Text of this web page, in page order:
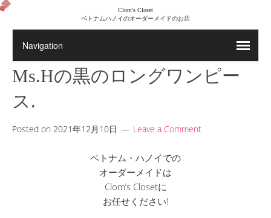
Clom's Closet
ベトナムハノイのオーダーメイドのお店
Ms.Hの黒のロングワンピー
ス.
Posted on 2021年12月10日 Leave a Comment
ベトナム・ハノイでの
オーダーメイドは
Clom’s Closetに
お任せください!